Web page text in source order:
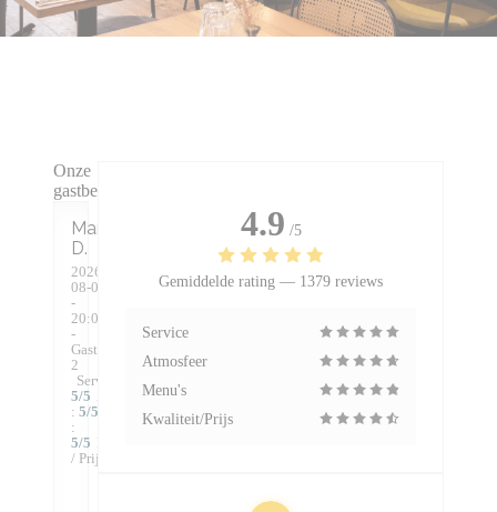
Onze
gastbeoordelingen
Mark
D
2026-
08-06
-
20:00
-
Gasten
2
Service
5/5 Atmosfeer
: 5/5
Keuken
:
5/5
/ Prijs
4.9 /5
Gemiddelde rating — 1379 reviews
Service
Atmosfeer
Menu's
Kwaliteit/Prijs